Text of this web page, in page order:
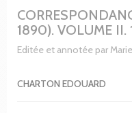
1890). VOLUME
Editée et annotée par
CHARTON EDOUARD